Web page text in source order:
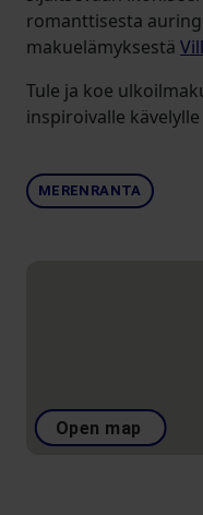
romanttisesta
makuelämyksestä
Tule ja koe
inspiroivalle kävelylle
MERENRANTA
Open map